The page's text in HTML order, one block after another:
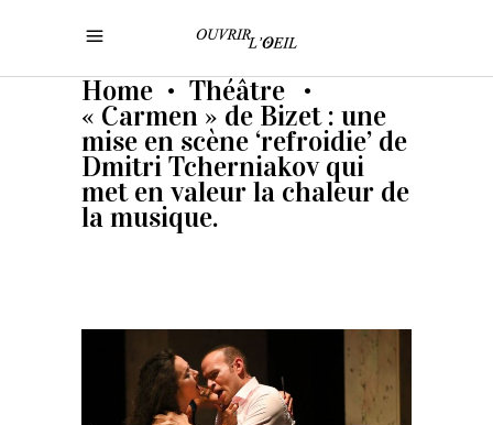
Home • Théâtre •
« Carmen » de Bizet : une
mise en scène ‘refroidie’ de
Dmitri Tcherniakov qui
met en valeur la chaleur de
la musique.